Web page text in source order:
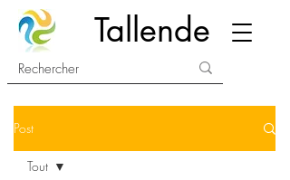
Tallende
Post
Tout